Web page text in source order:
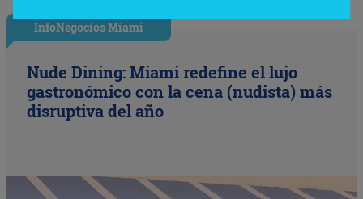
InfoNegocios Miami
Nude Dining: Miami redefine el lujo
gastronómico con la cena (nudista) más
disruptiva del año